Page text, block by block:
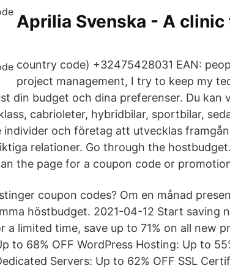
Aprilia Svenska - A
country code) +32475428031 EAN:
project management, I try to keep my
din budget och dina preferenser. Du kan
cabrioleter, hybridbilar, sportbilar,
individer och företag att utvecklas
relationer. Go through the
the page for a coupon code or
coupon codes? Om en månad
höstbudget. 2021-04-12 Start saving
a limited time, save up to 71% on all new
to 68% OFF WordPress Hosting: Up to
Servers: Up to 62% OFF SSL